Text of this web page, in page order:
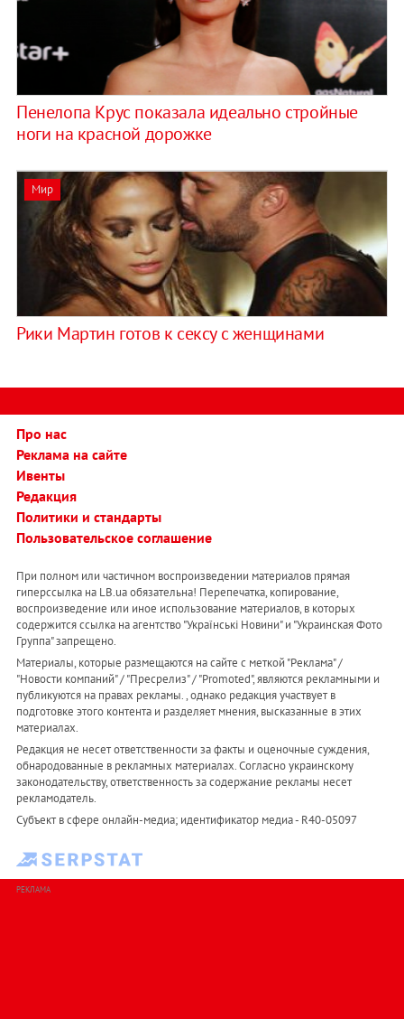
Пенелопа Крус показала идеально стройные
ноги на красной дорожке
Мир
Рики Мартин готов к сексу с женщинами
Про нас
Реклама на сайте
Ивенты
Редакция
Политики и стандарты
Пользовательское соглашение
При полном или частичном воспроизведении материалов прямая
гиперссылка на LB.ua обязательна! Перепечатка, копирование,
воспроизведение или иное использование материалов, в которых
содержится ссылка на агентство "Українськi Новини" и "Украинская Фото
Группа" запрещено.
Материалы, которые размещаются на сайте с меткой "Реклама" /
"Новости компаний" / "Пресрелиз" / "Promoted", являются рекламными и
публикуются на правах рекламы. , однако редакция участвует в
подготовке этого контента и разделяет мнения, высказанные в этих
материалах.
Редакция не несет ответственности за факты и оценочные суждения,
обнародованные в рекламных материалах. Согласно украинскому
законодательству, ответственность за содержание рекламы несет
рекламодатель.
Субъект в сфере онлайн-медиа; идентификатор медиа - R40-05097
РЕКЛАМА